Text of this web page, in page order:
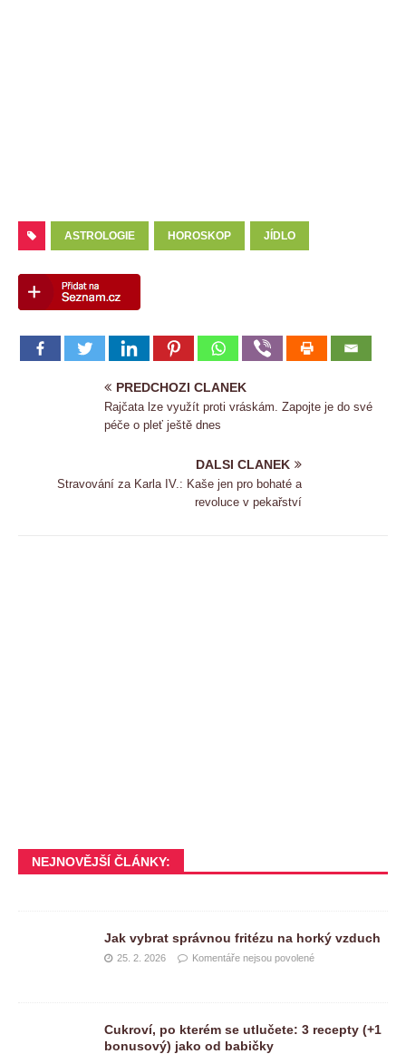
ASTROLOGIE HOROSKOP JÍDLO
PREDCHOZI CLANEK
Rajčata lze využít proti vráskám. Zapojte je do své
péče o pleť ještě dnes
DALSI CLANEK
Stravování za Karla IV.: Kaše jen pro bohaté a
revoluce v pekařství
NEJNOVĚJŠÍ ČLÁNKY:
Jak vybrat správnou fritézu na horký vzduch
25. 2. 2026 Komentáře nejsou povolené
Cukroví, po kterém se utlučete: 3 recepty (+1
bonusový) jako od babičky